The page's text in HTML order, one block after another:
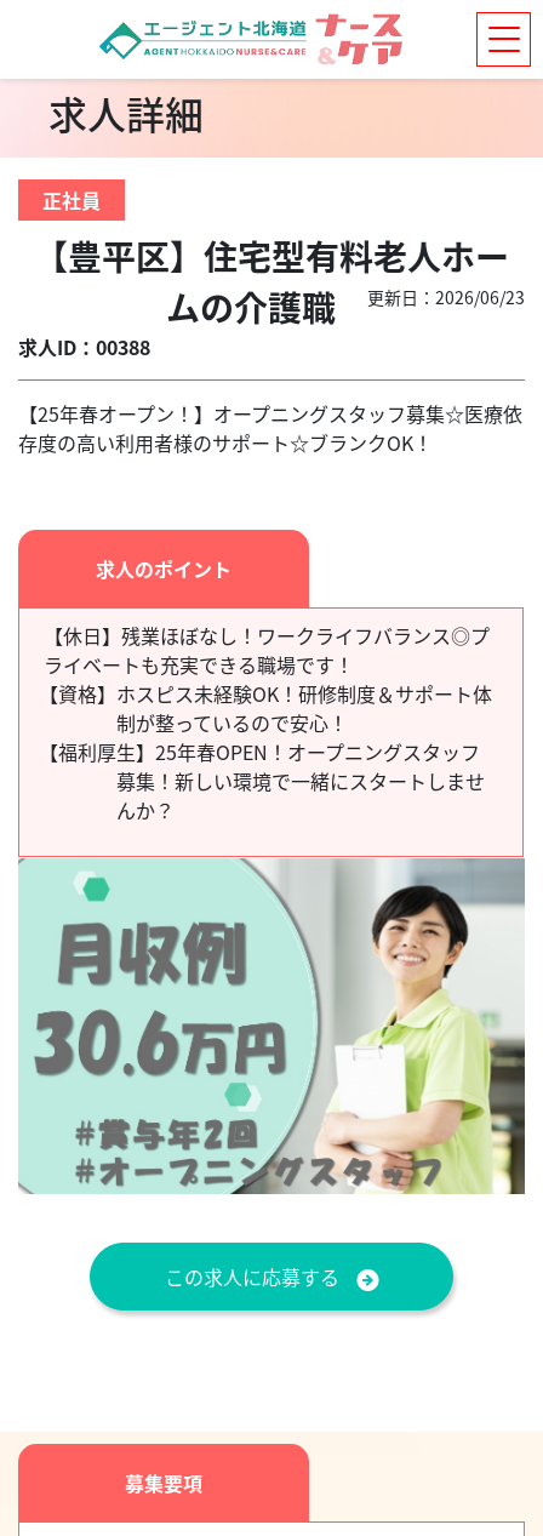
求人詳細
正社員
【豊平区】住宅型有料老人ホー
ムの介護職
求人ID：00388
更新日：2026/06/23
【25年春オープン！】オープニングスタッフ募集☆医療依
存度の高い利用者様のサポート☆ブランクOK！
求人のポイント
【休日】残業ほぼなし！ワークライフバランス◎プ
ライベートも充実できる職場です！
【資格】 ホスピス未経験OK！研修制度＆サポート体
制が整っているので安心！
【福利厚生】 25年春OPEN！オープニングスタッフ
募集！新しい環境で一緒にスタートしませ
んか？
この求人に応募する
募集要項